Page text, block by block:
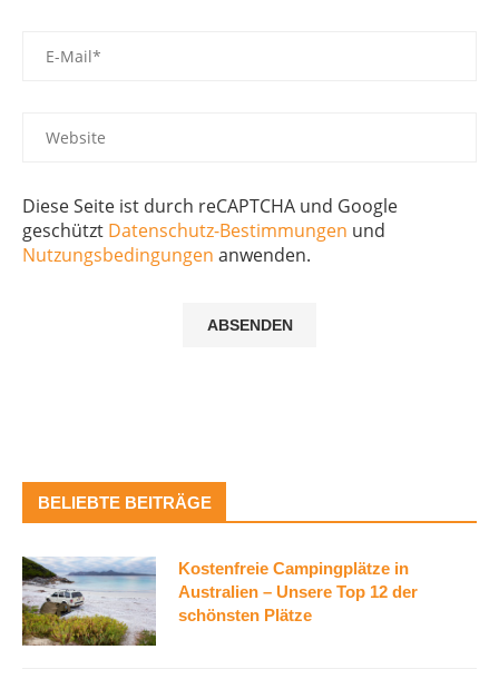
Diese Seite ist durch reCAPTCHA und Google
geschützt Datenschutz-Bestimmungen und
Nutzungsbedingungen anwenden.
BELIEBTE BEITRÄGE
Kostenfreie Campingplätze in
Australien – Unsere Top 12 der
schönsten Plätze